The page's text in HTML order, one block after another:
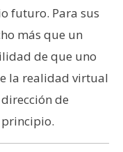
futuro. Para sus
más que un
de que uno
la realidad virtual
de